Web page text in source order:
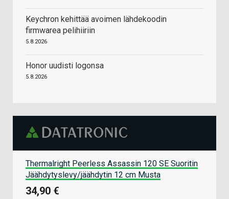
Keychron kehittää avoimen lähdekoodin
firmwarea pelihiiriin
5.8.2026
Honor uudisti logonsa
5.8.2026
Thermalright Peerless Assassin 120 SE Suoritin
Jäähdytyslevy/jäähdytin 12 cm Musta
34,90 €